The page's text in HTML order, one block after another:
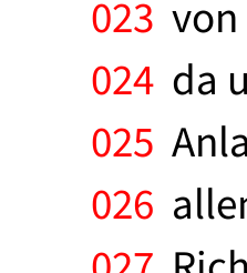
023
024 da
025
026